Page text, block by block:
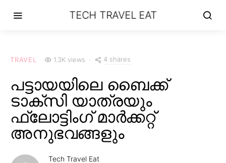
TECH TRAVEL EAT
TRAVEL 1.3K views 4 shares
പട്ടായയിലെ ബൈക്ക്
ടാക്സി യാത്രയും
ഫ്ലോട്ടിംഗ് മാർക്കറ്റ്
അനുഭവങ്ങളും
Tech Travel Eat